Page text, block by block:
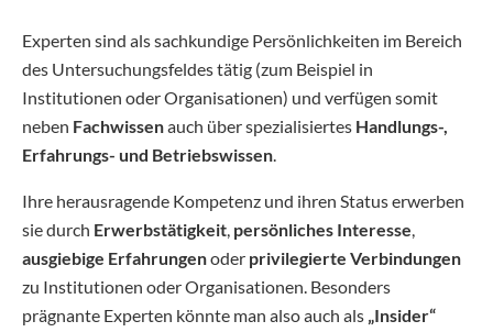
Experten sind als sachkundige Persönlichkeiten im Bereich
des Untersuchungsfeldes tätig (zum Beispiel in
Institutionen oder Organisationen) und verfügen somit
neben Fachwissenauch über spezialisiertes Handlungs-,
Erfahrungs- und Betriebswissen.
Ihre herausragende Kompetenz und ihren Status erwerben
sie durch Erwerbstätigkeit, persönliches Interesse,
ausgiebige Erfahrungenoder privilegierte Verbindungen
zu Institutionen oder Organisationen. Besonders
prägnante Experten könnte man also auch als „Insider“